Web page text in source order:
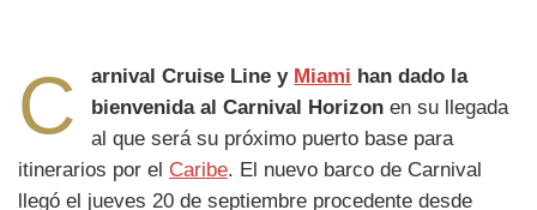
C arnival Cruise Line y Miami han dado la
bienvenida alCarnival Horizon en su llegada
al que será su próximo puerto base para
itinerarios por el Caribe. El nuevo barco de Carnival
llegó el jueves 20 de septiembre procedente desde